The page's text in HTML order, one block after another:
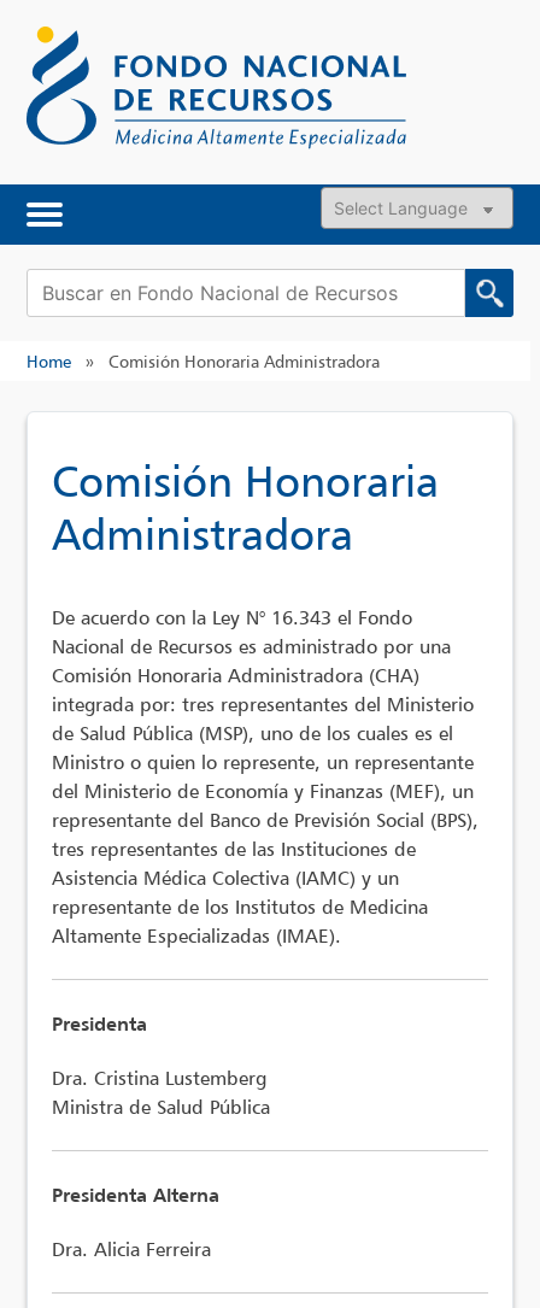
content
Powered by
Buscar:
Home » Comisión Honoraria Administradora
Comisión Honoraria
Administradora
De acuerdo con la Ley N° 16.343 el Fondo
Nacional de Recursos es administrado por una
Comisión Honoraria Administradora (CHA)
integrada por: tres representantes del Ministerio
de Salud Pública (MSP), uno de los cuales es el
Ministro o quien lo represente, un representante
del Ministerio de Economía y Finanzas (MEF), un
representante del Banco de Previsión Social (BPS),
tres representantes de las Instituciones de
Asistencia Médica Colectiva (IAMC) y un
representante de los Institutos de Medicina
Altamente Especializadas (IMAE).
Presidenta
Dra. Cristina Lustemberg
Ministra de Salud Pública
Presidenta Alterna
Dra. Alicia Ferreira